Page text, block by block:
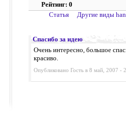
Рейтинг: 0
Статья
Другие виды
Спасибо за идею
Очень интересно, большое
красиво.
Опубликовано Гость в 8 май, 2007 -